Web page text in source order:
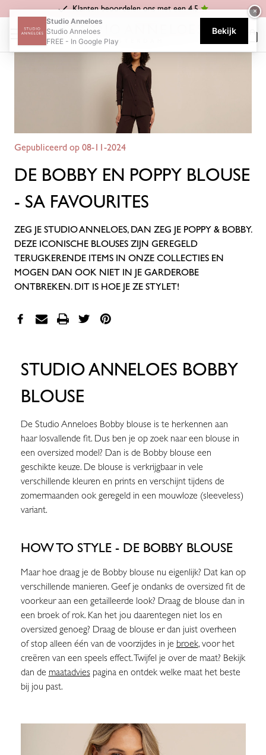
Klanten beoordelen ons met een 4.5
Home Blog De Bobby en Poppy blouse - SA Favourites
Gepubliceerd op 08-11-2024
DE BOBBY EN POPPY BLOUSE
- SA FAVOURITES
ZEG JE STUDIO ANNELOES, DAN ZEG JE POPPY & BOBBY.
DEZE ICONISCHE BLOUSES ZIJN GEREGELD
TERUGKERENDE ITEMS IN ONZE COLLECTIES EN
MOGEN DAN OOK NIET IN JE GARDEROBE
ONTBREKEN. DIT IS HOE JE ZE STYLET!
STUDIO ANNELOES BOBBY
BLOUSE
De Studio Anneloes Bobby blouse is te herkennen aan
haar losvallende fit. Dus ben je op zoek naar een blouse in
een oversized model? Dan is de Bobby blouse een
geschikte keuze. De blouse is verkrijgbaar in vele
verschillende kleuren en prints en verschijnt tijdens de
zomermaanden ook geregeld in een mouwloze (sleeveless)
variant.
HOW TO STYLE - DE BOBBY BLOUSE
Maar hoe draag je de Bobby blouse nu eigenlijk? Dat kan op
verschillende manieren. Geef je ondanks de oversized fit de
voorkeur aan een getailleerde look? Draag de blouse dan in
een broek of rok. Kan het jou daarentegen niet los en
oversized genoeg? Draag de blouse er dan juist overheen
of stop alleen één van de voorzijdes in je broek, voor het
creëren van een speels effect. Twijfel je over de maat? Bekijk
dan de maatadvies pagina en ontdek welke maat het beste
bij jou past.
×
Studio Anneloes
Studio Anneloes
FREE - In Google Play
Bekijk